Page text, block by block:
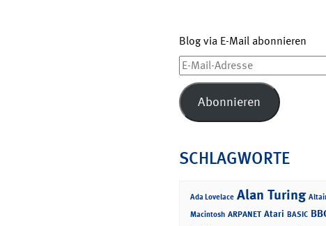
Blog via E-Mail abonnieren
E-
Mail-
Adresse
Abonnieren
SCHLAGWORTE
Ada Lovelace Alan Turing
Macintosh ARPANET Atari BASIC